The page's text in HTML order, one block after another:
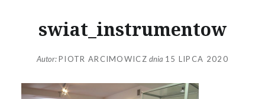
swiat_instrumentow
Autor:PIOTR ARCIMOWICZ dnia 15 LIPCA 2020